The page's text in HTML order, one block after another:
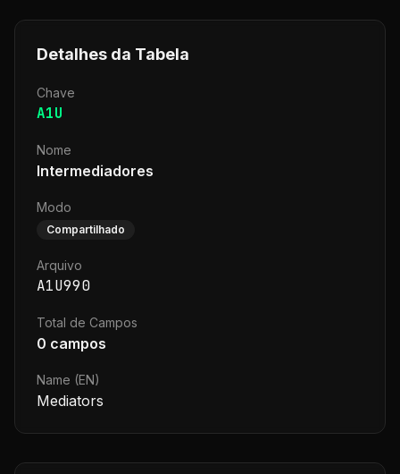
Detalhes da Tabela
Chave
A1U
Nome
Intermediadores
Modo
Compartilhado
Arquivo
A1U990
Total de Campos
0 campos
Name (EN)
Mediators